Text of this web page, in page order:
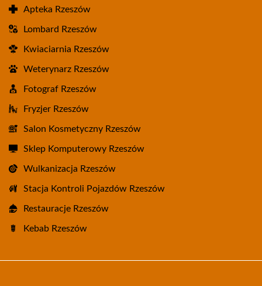
Apteka Rzeszów
Lombard Rzeszów
Kwiaciarnia Rzeszów
Weterynarz Rzeszów
Fotograf Rzeszów
Fryzjer Rzeszów
Salon Kosmetyczny Rzeszów
Sklep Komputerowy Rzeszów
Wulkanizacja Rzeszów
Stacja Kontroli Pojazdów Rzeszów
Restauracje Rzeszów
Kebab Rzeszów